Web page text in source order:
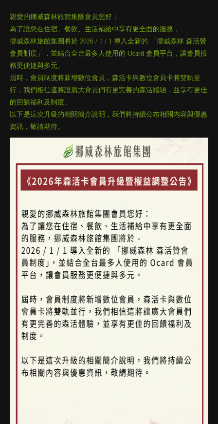
親愛的挪威森林旅館集團會員您好：
為了讓您在住宿、餐飲、生活補給中享有更全面的服務，
挪威森林旅館集團將於 2026 / 1 / 1 導入全新的 「挪威森林 森活贊
會員制度」，並結合全台最多人使用的 Ocard 會員平台，讓會員服
務更便捷與多元。
屆時，會員制度將新增數位會員，森活卡與數位會員卡將雙軌並
行，我們相信這將讓廣大會員們有更完善的森活體驗，並享有更佳
的回饋福利及制度。
以下是這次升級的相關簡介說明，我們將持續公布相關內容與優惠
資訊，敬請期待。